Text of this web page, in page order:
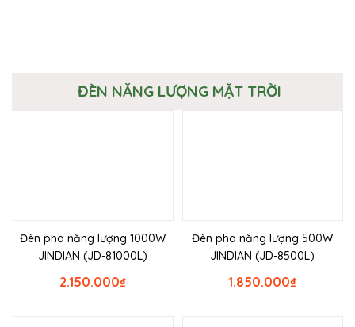
ĐÈN NĂNG LƯỢNG MẶT TRỜI
Đèn pha năng lượng 1000W
JINDIAN (JD-81000L)
₫
2.150.000
Đèn pha năng lượng 500W
JINDIAN (JD-8500L)
₫
1.850.000